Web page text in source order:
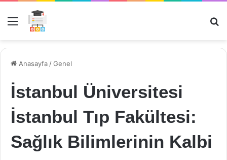
Menü
Anasayfa /Genel
İstanbul Üniversitesi
İstanbul Tıp Fakültesi:
Sağlık Bilimlerinin Kalbi